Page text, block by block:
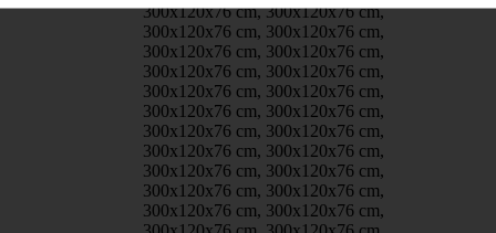
300x120x76 cm, 300x120x76 cm,
300x120x76 cm, 300x120x76 cm,
300x120x76 cm, 300x120x76 cm,
300x120x76 cm, 300x120x76 cm,
300x120x76 cm, 300x120x76 cm,
300x120x76 cm, 300x120x76 cm,
300x120x76 cm, 300x120x76 cm,
300x120x76 cm, 300x120x76 cm,
300x120x76 cm, 300x120x76 cm,
300x120x76 cm, 300x120x76 cm,
300x120x76 cm, 300x120x76 cm,